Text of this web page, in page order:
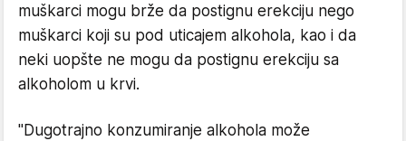
muškarci mogu brže da postignu erekciju nego
muškarci koji su pod uticajem alkohola, kao i da
neki uopšte ne mogu da postignu erekciju sa
alkoholom u krvi.
"Dugotrajno konzumiranje alkohola može